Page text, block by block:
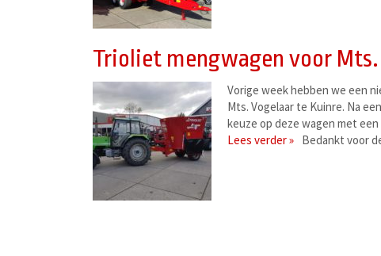
Trioliet mengwagen voor
Vorige week hebben we een
Mts. Vogelaar te Kuinre. Na
keuze op deze wagen met
Bedankt voor
Lees verder »